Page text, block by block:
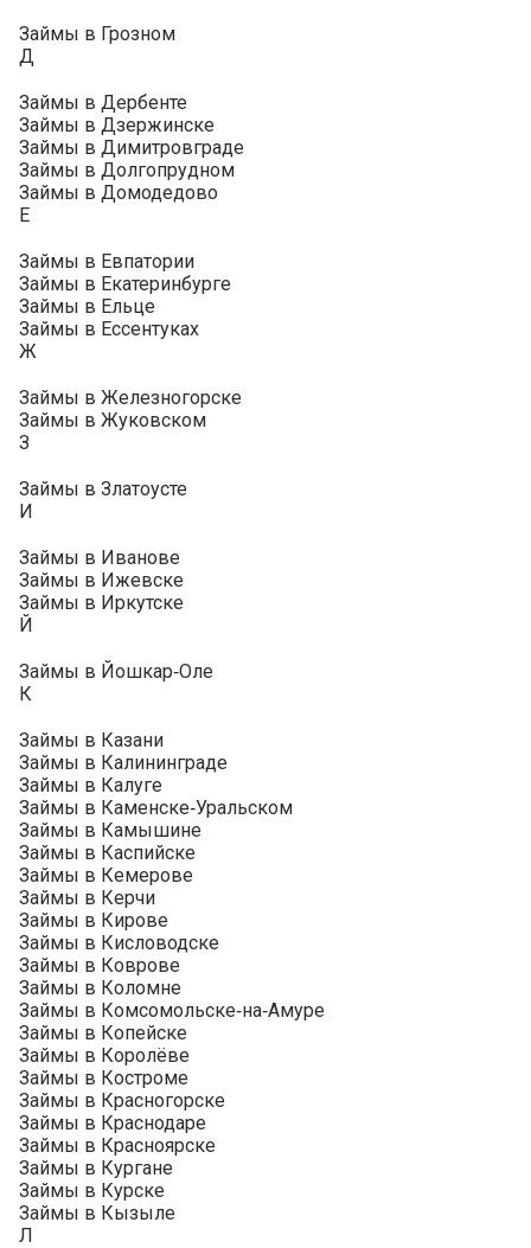
Займы в Грозном
Д
Займы в Дербенте
Займы в Дзержинске
Займы в Димитровграде
Займы в Долгопрудном
Займы в Домодедово
Е
Займы в Евпатории
Займы в Екатеринбурге
Займы в Ельце
Займы в Ессентуках
Ж
Займы в Железногорске
Займы в Жуковском
З
Займы в Златоусте
И
Займы в Иванове
Займы в Ижевске
Займы в Иркутске
Й
Займы в Йошкар‑Оле
К
Займы в Казани
Займы в Калининграде
Займы в Калуге
Займы в Каменске‑Уральском
Займы в Камышине
Займы в Каспийске
Займы в Кемерове
Займы в Керчи
Займы в Кирове
Займы в Кисловодске
Займы в Коврове
Займы в Коломне
Займы в Комсомольске‑на‑Амуре
Займы в Копейске
Займы в Королёве
Займы в Костроме
Займы в Красногорске
Займы в Краснодаре
Займы в Красноярске
Займы в Кургане
Займы в Курске
Займы в Кызыле
Л